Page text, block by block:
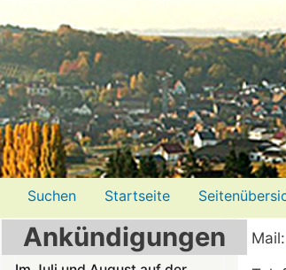
Menü2
Suchen Startseite
Mail:
Ankündigungen